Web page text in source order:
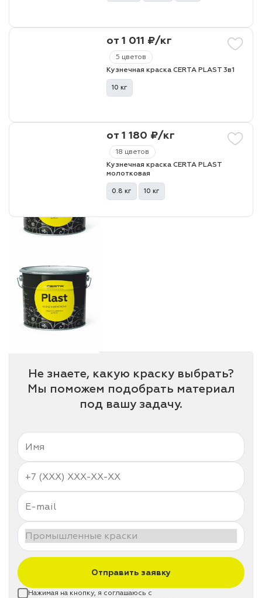
и эмали
5 цветов
от 1 011 ₽/кг
Кузнечная краска CERTA PLAST 3в1
10 кг
18 цветов
от 1 180 ₽/кг
Кузнечная краска CERTA PLAST
молотковая
0.8 кг 10 кг
Не знаете, какую краску выбрать?
Мы поможем подобрать материал
под вашу задачу.
Отправить заявку
Нажимая на кнопку, я соглашаюсь с